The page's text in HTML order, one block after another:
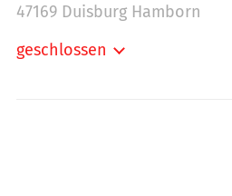
47169 Duisburg Hamborn
geschlossen